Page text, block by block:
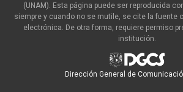
(UNAM). Esta página puede ser reproducida
siempre y cuando no se mutile, se cite la fuente
electrónica. De otra forma, requiere permiso
institución.
Dirección General de